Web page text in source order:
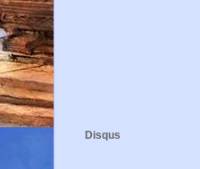
Disqus